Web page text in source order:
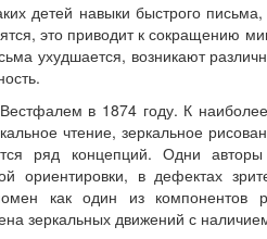
детей навыки быстрого
это приводит к сокращению
ухудшается, возникают
в 1874 году. К
чтение, зеркальное
ряд концепций. Одни
ориентировки, в дефектах
как один из компонентов
зеркальных движений с